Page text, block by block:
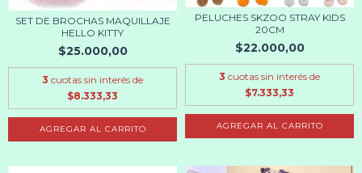
SET DE BROCHAS MAQUILLAJE
HELLO KITTY
$25.000,00
3 cuotas sin interés de
$8.333,33
PELUCHES SKZOO STRAY KIDS
20CM
$22.000,00
3 cuotas sin interés de
$7.333,33
AGREGAR AL CARRITO